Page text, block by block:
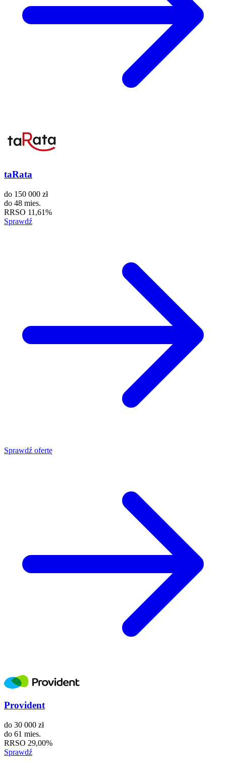
taRata
do 150 000 zł
do 48 mies.
RRSO 11,61%
Sprawdź
Sprawdź ofertę
Provident
do 30 000 zł
do 61 mies.
RRSO 29,00%
Sprawdź